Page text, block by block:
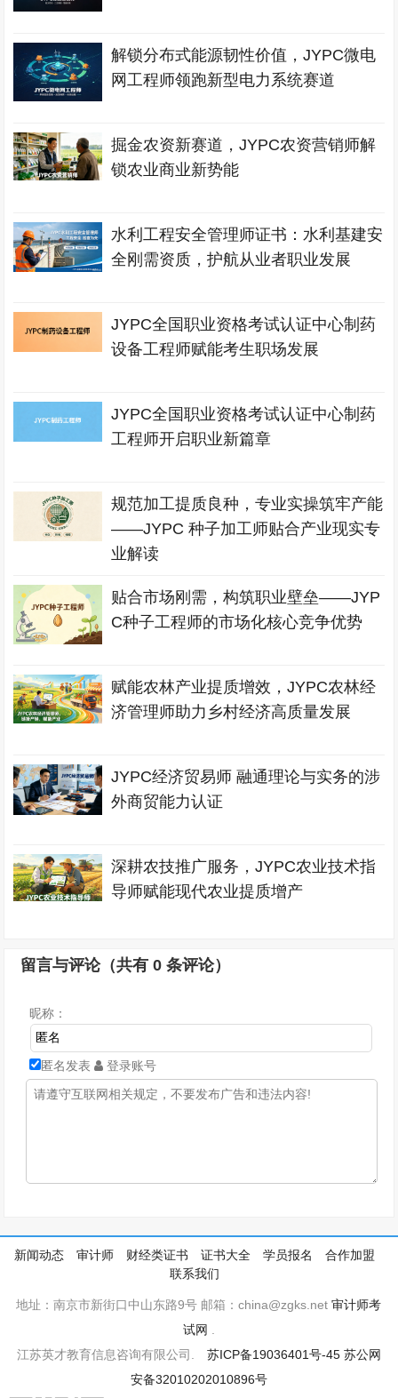
解锁分布式能源韧性价值，JYPC微电
网工程师领跑新型电力系统赛道
掘金农资新赛道，JYPC农资营销师解
锁农业商业新势能
水利工程安全管理师证书：水利基建安
全刚需资质，护航从业者职业发展
JYPC全国职业资格考试认证中心制药
设备工程师赋能考生职场发展
JYPC全国职业资格考试认证中心制药
工程师开启职业新篇章
规范加工提质良种，专业实操筑牢产能
——JYPC 种子加工师贴合产业现实专
业解读
贴合市场刚需，构筑职业壁垒——JYP
C种子工程师的市场化核心竞争优势
赋能农林产业提质增效，JYPC农林经
济管理师助力乡村经济高质量发展
JYPC经济贸易师 融通理论与实务的涉
外商贸能力认证
深耕农技推广服务，JYPC农业技术指
导师赋能现代农业提质增产
留言与评论（共有0 条评论）
昵称：
匿名发表 登录账号
新闻动态 审计师 财经类证书 证书大全 学员报名
合作加盟
联系我们
地址：南京市新街口中山东路9号 邮箱：china@zgks.net审计师考
试网
江苏英才教育信息咨询有限公司. 苏ICP备19036401号-45 苏公网
安备32010202010896号